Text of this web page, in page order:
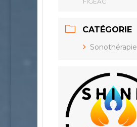
CATÉGORIE
Sonothérapie